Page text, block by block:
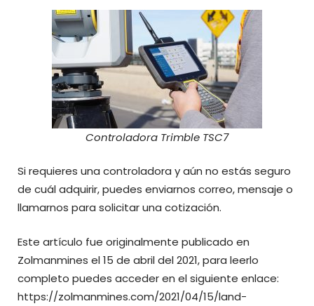
Controladora Trimble TSC7
Si requieres una controladora y aún no estás seguro
de cuál adquirir, puedes enviarnos correo, mensaje o
llamarnos para solicitar una cotización.
Este artículo fue originalmente publicado en
Zolmanmines el 15 de abril del 2021, para leerlo
completo puedes acceder en el siguiente enlace:
https://zolmanmines.com/2021/04/15/land-